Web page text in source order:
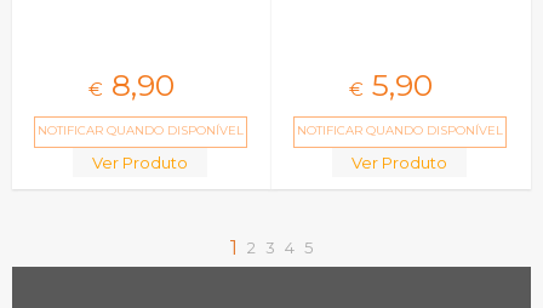
€ 8,90
NOTIFICAR QUANDO DISPONÍVEL
Ver Produto
€ 5,90
NOTIFICAR QUANDO DISPONÍVEL
Ver Produto
1 2 3 4 5